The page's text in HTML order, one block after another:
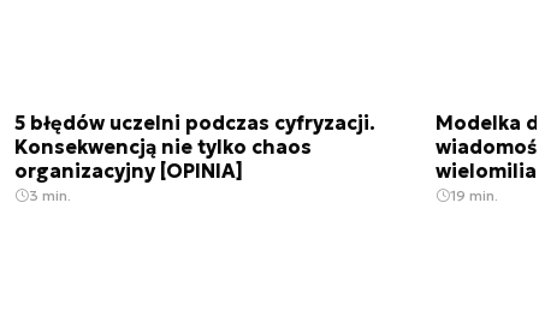
5 błędów uczelni podczas cyfryzacji.
Konsekwencją nie tylko chaos
organizacyjny [OPINIA]
3 min.
Modelka
19 min.